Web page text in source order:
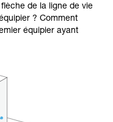
de la ligne de vie
? Comment
équipier ayant